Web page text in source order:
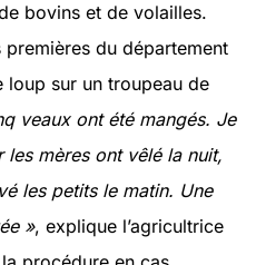
bovins et de volailles.
premières du département
loup sur un troupeau de
veaux ont été mangés. Je
les mères ont vêlé la nuit,
les petits le matin. Une
», explique l’agricultrice